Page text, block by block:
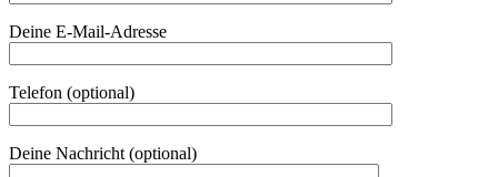
Deine E-Mail-Adresse
Telefon (optional)
Deine Nachricht (optional)